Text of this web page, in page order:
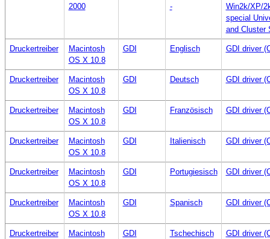
2000
-
Win2k/XP/
special
and Cluster
Druckertreiber
Macintosh
OS X 10.8
GDI Englisch GDI driver
Druckertreiber
Macintosh
OS X 10.8
GDI Deutsch GDI driver
Druckertreiber
Macintosh
OS X 10.8
GDI Französisch GDI driver
Druckertreiber
Macintosh
OS X 10.8
GDI Italienisch GDI driver
Druckertreiber
Macintosh
OS X 10.8
GDI Portugiesisch GDI driver
Druckertreiber
Macintosh
OS X 10.8
GDI Spanisch GDI driver
Druckertreiber
Macintosh
GDI Tschechisch GDI driver